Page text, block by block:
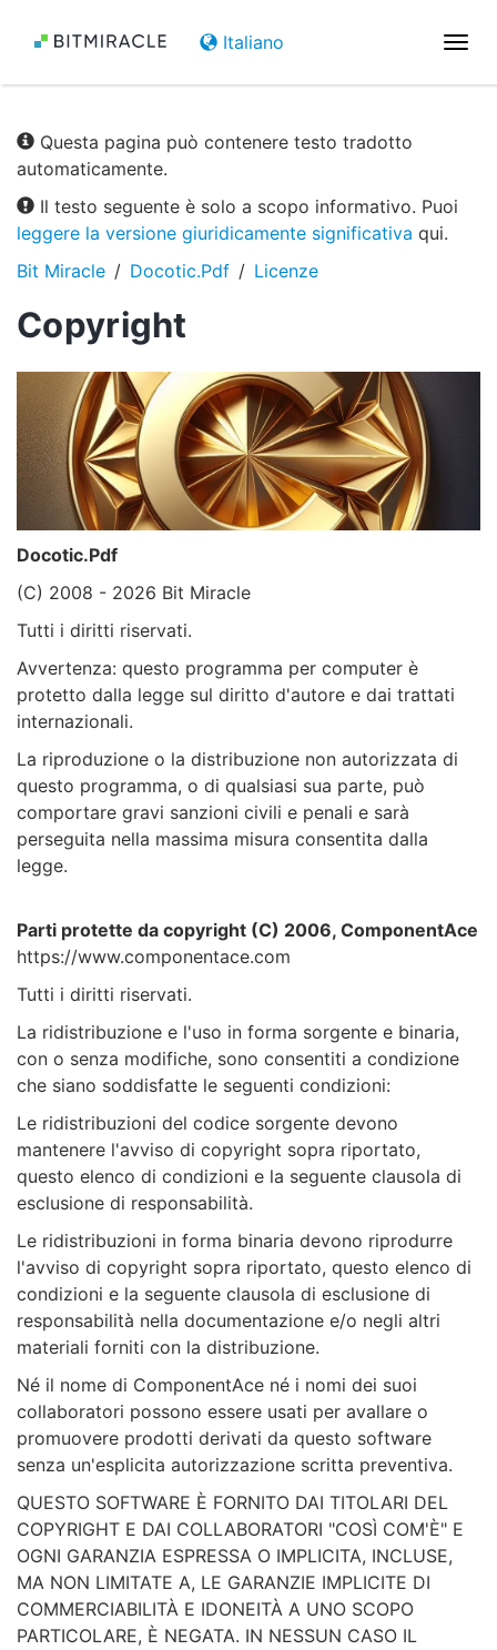
Italiano
Questa pagina può contenere testo tradotto
automaticamente.
Il testo seguente è solo a scopo informativo. Puoi
leggere la versione giuridicamente significativa qui.
Bit Miracle
Docotic.Pdf Licenze
Copyright
Docotic.Pdf
(C) 2008 - 2026 Bit Miracle
Tutti i diritti riservati.
Avvertenza: questo programma per computer è
protetto dalla legge sul diritto d'autore e dai trattati
internazionali.
La riproduzione o la distribuzione non autorizzata di
questo programma, o di qualsiasi sua parte, può
comportare gravi sanzioni civili e penali e sarà
perseguita nella massima misura consentita dalla
legge.
Parti protette da copyright (C) 2006, ComponentAce
https://www.componentace.com
Tutti i diritti riservati.
La ridistribuzione e l'uso in forma sorgente e binaria,
con o senza modifiche, sono consentiti a condizione
che siano soddisfatte le seguenti condizioni:
Le ridistribuzioni del codice sorgente devono
mantenere l'avviso di copyright sopra riportato,
questo elenco di condizioni e la seguente clausola di
esclusione di responsabilità.
Le ridistribuzioni in forma binaria devono riprodurre
l'avviso di copyright sopra riportato, questo elenco di
condizioni e la seguente clausola di esclusione di
responsabilità nella documentazione e/o negli altri
materiali forniti con la distribuzione.
Né il nome di ComponentAce né i nomi dei suoi
collaboratori possono essere usati per avallare o
promuovere prodotti derivati da questo software
senza un'esplicita autorizzazione scritta preventiva.
QUESTO SOFTWARE È FORNITO DAI TITOLARI DEL
COPYRIGHT E DAI COLLABORATORI "COSÌ COM'È" E
OGNI GARANZIA ESPRESSA O IMPLICITA, INCLUSE,
MA NON LIMITATE A, LE GARANZIE IMPLICITE DI
COMMERCIABILITÀ E IDONEITÀ A UNO SCOPO
PARTICOLARE, È NEGATA. IN NESSUN CASO IL